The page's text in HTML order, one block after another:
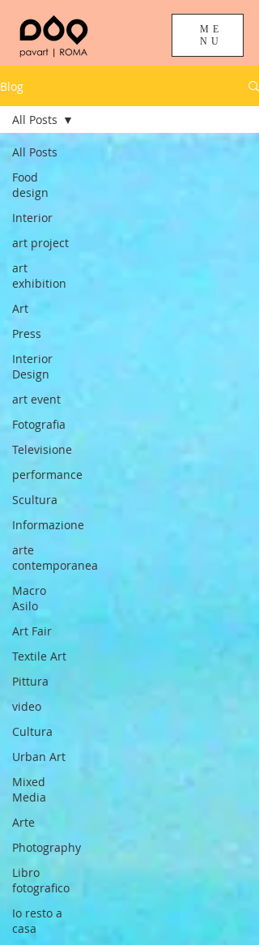
ME
NU
Blog
All Posts
Food
design
Interior
art project
art
exhibition
Art
Press
Interior
Design
art event
Fotografia
Televisione
performance
Scultura
Informazione
arte
contemporanea
Macro
Asilo
Art Fair
Textile Art
Pittura
video
Cultura
Urban Art
Mixed
Media
Arte
Photography
Libro
fotografico
Io resto a
casa
All Posts